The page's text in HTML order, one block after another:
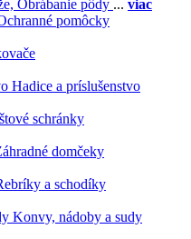
Obrábanie pôdy ... viac
pomôcky
Hadice a príslušenstvo
schránky
domčeky
a schodíky
Konvy, nádoby a sudy